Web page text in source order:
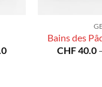
Preisspanne:
Bains des
CHF40.0